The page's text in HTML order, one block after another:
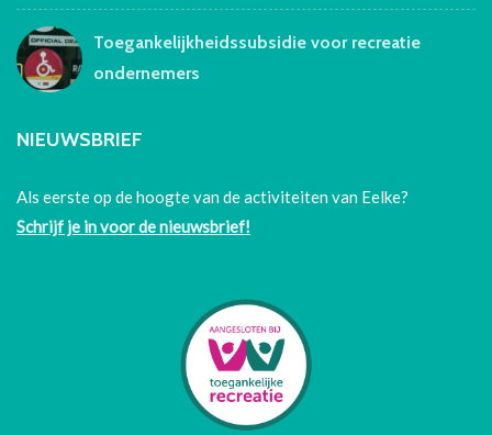
Toegankelijkheidssubsidie voor recreatie
ondernemers
NIEUWSBRIEF
Als eerste op de hoogte van de activiteiten van Eelke?
Schrijf je in voor de nieuwsbrief!